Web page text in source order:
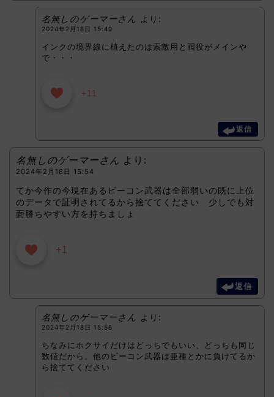
名無しのゲーマーさん より:
2024年2月18日 15:49
インクの境界線に植えたのは索敵用と囮役がメインや
で・・・
+11
返信
名無しのゲーマーさん より:
2024年2月18日 15:54
てか今作の今現在あるビーコン武器は全部弱いの既に上位
のデータで証明されてるから捨ててください 少しでも対
面勝ちやすい方を持ちましょ
+1
返信
名無しのゲーマーさん より:
2024年2月18日 15:56
ちなみにホクサイだけはどっちでもいい、どっちも同じ
数値だから。他のビーコン武器は亜種とかに負けてるか
ら捨ててください